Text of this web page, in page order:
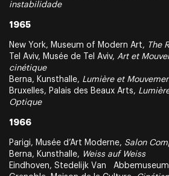
instabilidade
1965
New York, Museum of Modern Art, The
Tel Aviv, Musée de Tel Aviv, Art et
cinétique
Berna, Kunsthalle, Lumière et
Bruxelles, Palais des Beaux Arts,
Optique
1966
Parigi, Musée d’Art Moderne, Salon
Berna, Kunsthalle,
Weiss auf Weiss
Eindhoven, Stedelijk Van